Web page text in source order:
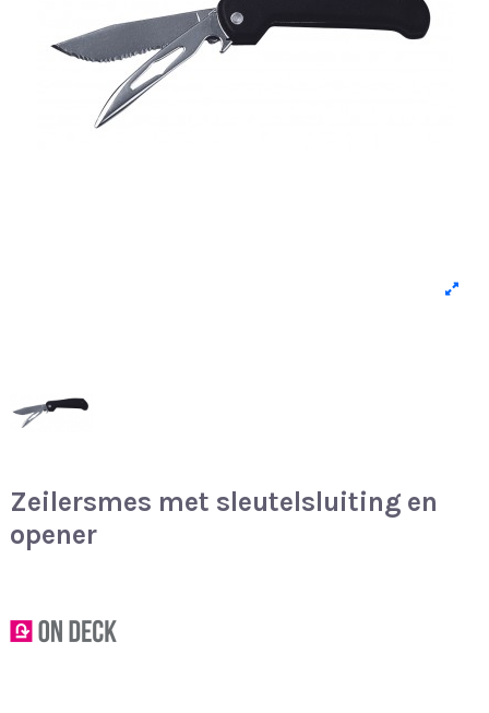
Zeilersmes met sleutelsluiting en
opener